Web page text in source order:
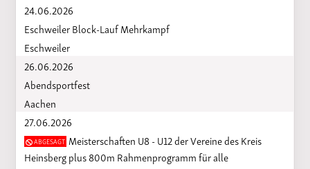
24.06.2026
Eschweiler Block-Lauf Mehrkampf
Eschweiler
26.06.2026
Abendsportfest
Aachen
27.06.2026
ABGESAGTMeisterschaften U8 - U12 der Vereine des Kreis
Heinsberg plus 800m Rahmenprogramm für alle